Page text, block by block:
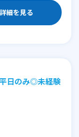
詳細を見る
日のみ◎未経験